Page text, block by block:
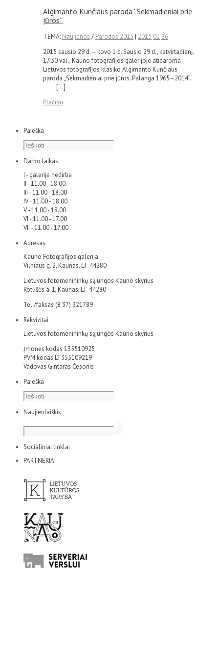
Algimanto Kunčiaus paroda “Sekmadieniai prie
jūros”
TEMA: Naujienos / Parodos 2015 | 2015 01 26
2015 sausio 29 d. – kovo 1 d. Sausio 29 d., ketvirtadienį,
17.30 val., Kauno fotografijos galerijoje atidaroma
Lietuvos fotografijos klasiko Algimanto Kunčiaus
paroda „Sekmadieniai prie jūros. Palanga 1965–2014”.
[…]
Plačiau
Paieška
Darbo laikas
I - galerija nedirba
II - 11.00 - 18.00
III - 11.00 - 18.00
IV - 11.00 - 18.00
V - 11.00 - 18.00
VI - 11.00 - 17.00
VII - 11.00 - 17.00
Adresas
Kauno Fotografijos galerija
Vilniaus g. 2, Kaunas, LT-44280
Lietuvos fotomenininkų sąjungos Kauno skyrius
Rotušės a. 1, Kaunas, LT-44280
Tel./faksas (8 37) 321789
Rekvizitai
Lietuvos fotomenininkų sąjungos Kauno skyrius
Įmonės kodas 135510925
PVM kodas LT355109219
Vadovas Gintaras Česonis
Paieška
Naujienlaiškis
Socialiniai tinklai
PARTNERIAI